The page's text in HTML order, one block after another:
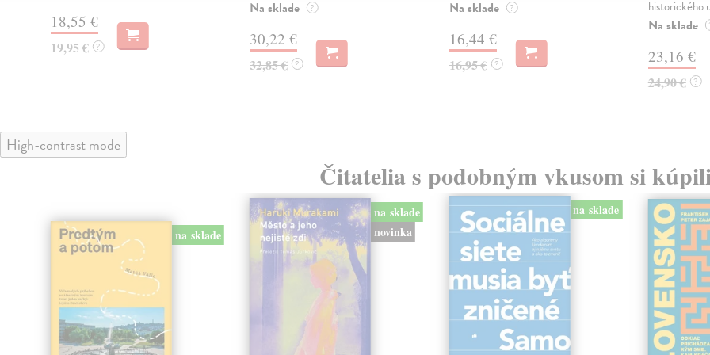
18,55 €
19,95 € ?
Na sklade ?
30,22 €
32,85 € ?
Na sklade ?
16,44 €
16,95 € ?
historického
Na sklade
23,16 €
24,90 € ?
High-contrast mode
Čitatelia s podobným vkusom si
na sklade
na sklade
novinka
na sklade